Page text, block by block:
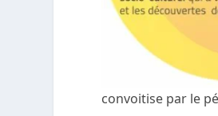
convoitise par le